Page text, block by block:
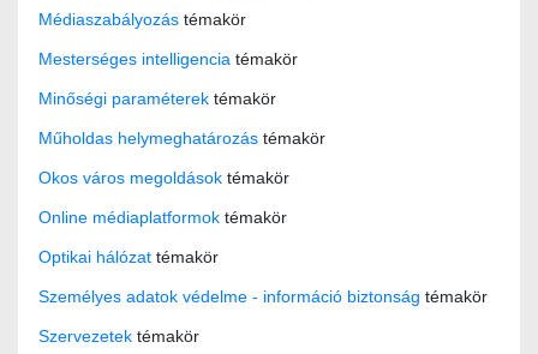
Médiaszabályozás témakör
Mesterséges intelligencia témakör
Minőségi paraméterek témakör
Műholdas helymeghatározás témakör
Okos város megoldások témakör
Online médiaplatformok témakör
Optikai hálózat témakör
Személyes adatok védelme - információ biztonság témakör
Szervezetek témakör